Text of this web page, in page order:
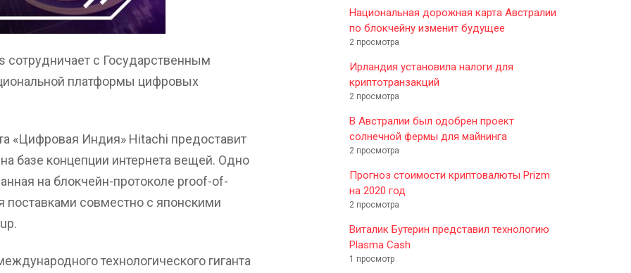
с Государственным
платформы цифровых
«Цифровая Индия» Hitachi предоставит
базе концепции интернета вещей. Одно
на блокчейн-протоколе proof-of-
поставками совместно с японскими
технологического гиганта
Национальная дорожная карта Австралии
по блокчейну изменит будущее
2 просмотра
Ирландия установила налоги для
криптотранзакций
2 просмотра
В Австралии был одобрен проект
солнечной фермы для майнинга
2 просмотра
Прогноз стоимости криптовалюты Prizm
на 2020 год
2 просмотра
Виталик Бутерин представил технологию
Plasma Cash
1 просмотр